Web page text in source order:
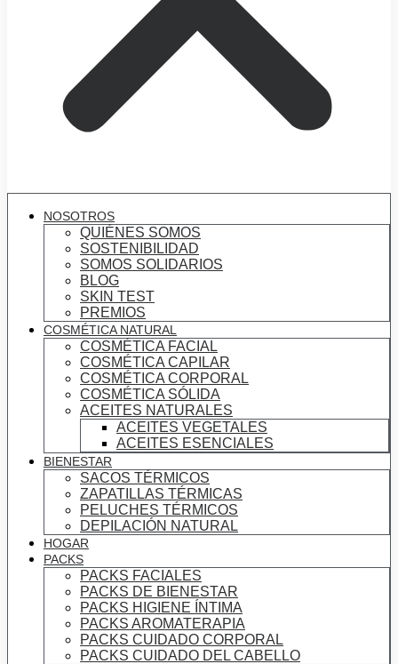
NOSOTROS
QUIÉNES SOMOS
SOSTENIBILIDAD
SOMOS SOLIDARIOS
BLOG
SKIN TEST
PREMIOS
COSMÉTICA NATURAL
COSMÉTICA FACIAL
COSMÉTICA CAPILAR
COSMÉTICA CORPORAL
COSMÉTICA SÓLIDA
ACEITES NATURALES
ACEITES VEGETALES
ACEITES ESENCIALES
BIENESTAR
SACOS TÉRMICOS
ZAPATILLAS TÉRMICAS
PELUCHES TÉRMICOS
DEPILACIÓN NATURAL
HOGAR
PACKS
PACKS FACIALES
PACKS DE BIENESTAR
PACKS HIGIENE ÍNTIMA
PACKS AROMATERAPIA
PACKS CUIDADO CORPORAL
PACKS CUIDADO DEL CABELLO